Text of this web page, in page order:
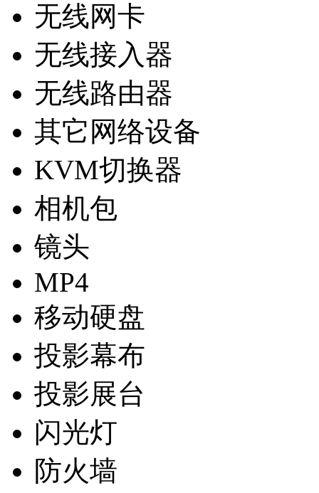
无线网卡
无线接入器
无线路由器
其它网络设备
KVM切换器
相机包
镜头
MP4
移动硬盘
投影幕布
投影展台
闪光灯
防火墙